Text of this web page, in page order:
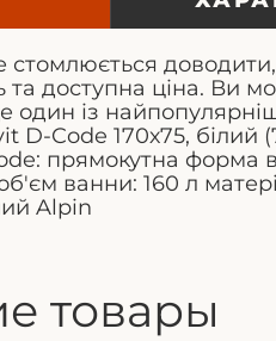
стомлюється
та доступна ціна. Ви
один із
D-Code 170х75,
прямокутна форма
ванни: 160 л
Alpin
товары